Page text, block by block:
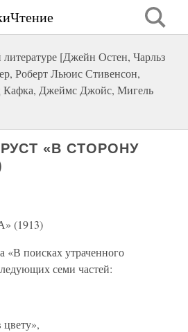
[Джейн Остен, Чарльз
Роберт Льюис Стивенсон,
Кафка, Джеймс Джойс, Мигель
«В СТОРОНУ
(1913)
поисках утраченного
семи частей: